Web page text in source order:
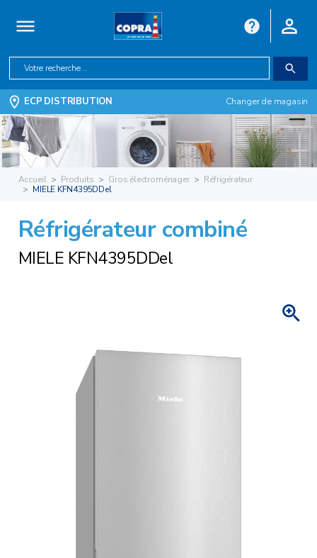
ECP DISTRIBUTION Changer de magasin
Accueil Produits Gros électroménager
Réfrigérateur
MIELE KFN4395DDel
Réfrigérateur combiné
MIELE KFN4395DDel